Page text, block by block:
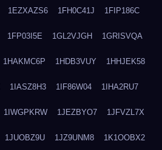
1EZXAZS6 1FH0C41J 1FIP186C
1FP03I5E 1GL2VJGH 1GRISVQA
1HAKMC6P 1HDB3VUY 1HHJEK58
1IASZ8H3 1IF86W04 1IHA2RU7
1IWGPKRW 1JEZBYO7 1JFVZL7X
1JUOBZ9U 1JZ9UNM8 1K1OOBX2